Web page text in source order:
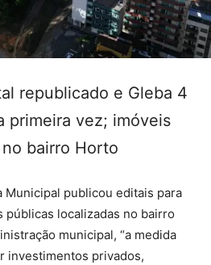
republicado e Gleba 4
primeira vez; imóveis
bairro Horto
Municipal publicou editais para
públicas localizadas no bairro
municipal, “a medida
investimentos privados,